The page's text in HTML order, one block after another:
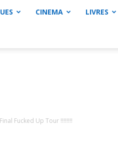
CINEMA LIVRES
Fucked Up Tour !!!!!!!!